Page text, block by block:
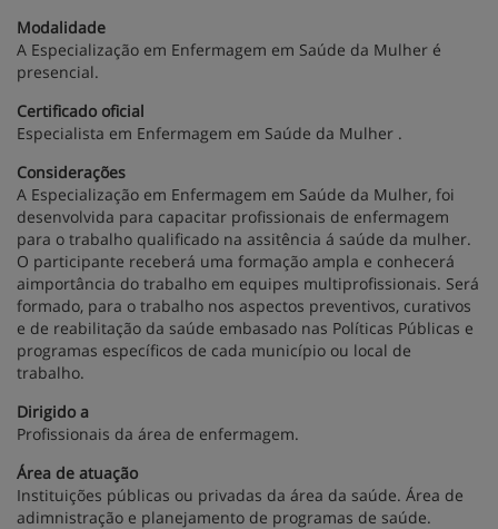
Modalidade
A Especialização em Enfermagem em Saúde da Mulher é
presencial.
Certificado oficial
Especialista em Enfermagem em Saúde da Mulher .
Considerações
A Especialização em Enfermagem em Saúde da Mulher, foi
desenvolvida para capacitar profissionais de enfermagem
para o trabalho qualificado na assitência á saúde da mulher.
O participante receberá uma formação ampla e conhecerá
aimportância do trabalho em equipes multiprofissionais. Será
formado, para o trabalho nos aspectos preventivos, curativos
e de reabilitação da saúde embasado nas Políticas Públicas e
programas específicos de cada município ou local de
trabalho.
Dirigido a
Profissionais da área de enfermagem.
Área de atuação
Instituições públicas ou privadas da área da saúde. Área de
adimnistração e planejamento de programas de saúde.